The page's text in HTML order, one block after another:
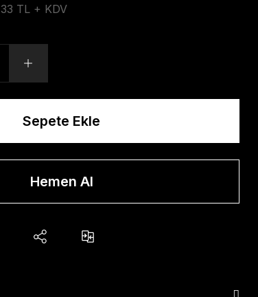
TL + KDV
Sepete Ekle
Hemen Al